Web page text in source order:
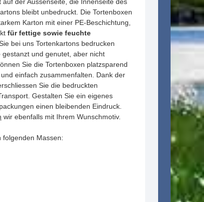
bleibt unbedruckt. Die Tortenboxen
Karton mit einer PE-Beschichtung,
für fettige sowie feuchte
bei uns Tortenkartons bedrucken
und genutet, aber nicht
Sie die Tortenboxen platzsparend
einfach zusammenfalten. Dank der
Sie die bedruckten
Gestalten Sie ein eigenes
einen bleibenden Eindruck.
wir ebenfalls mit Ihrem Wunschmotiv.
folgenden Massen: